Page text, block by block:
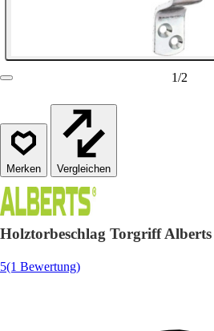
1/2
Vergleichen
Holztorbeschlag Torgriff
5(1 Bewertung)